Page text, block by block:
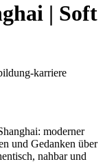
| Soft
karriere
moderner
und Gedanken über
nahbar und